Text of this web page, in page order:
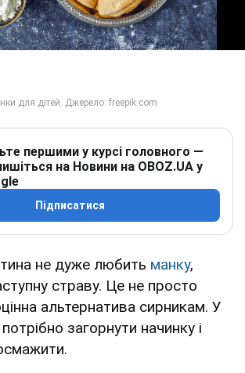
першими у курсі головного —
на Новини на OBOZ.UA у
Підписатися
не дуже любить манку,
страву. Це не просто
альтернатива сирникам. У
загорнути начинку і